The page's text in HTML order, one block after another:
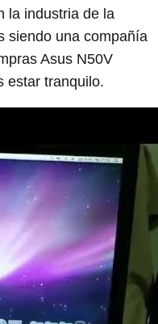
la industria de la
siendo una compañía
Asus N50V
estar tranquilo.